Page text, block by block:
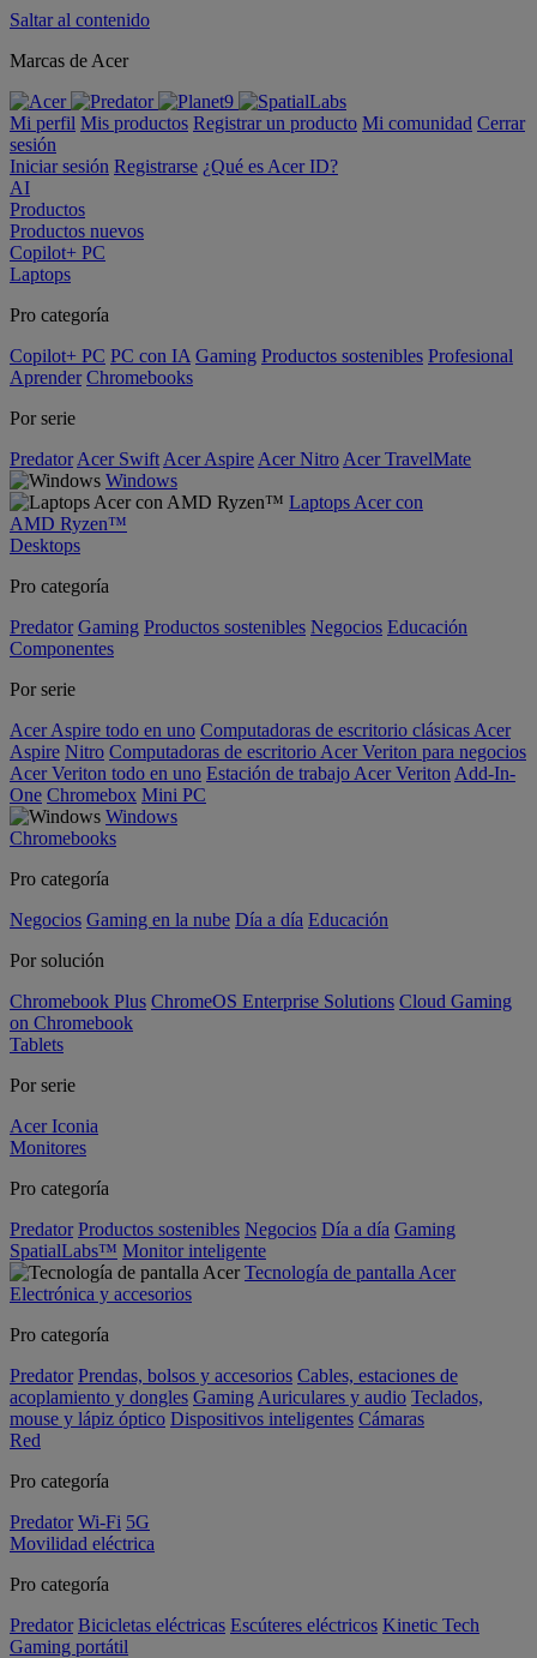
Saltar al contenido
Marcas de Acer
Mi perfil Mis productos Registrar un producto Mi comunidad Cerrar
sesión
Iniciar sesión Registrarse ¿Qué es Acer ID?
AI
Productos
Productos nuevos
Copilot+ PC
Laptops
Pro categoría
Copilot+ PC PC con IA Gaming Productos sostenibles Profesional
Aprender Chromebooks
Por serie
Predator Acer Swift Acer Aspire Acer Nitro Acer TravelMate
Windows
Laptops Acer con
AMD Ryzen™
Desktops
Pro categoría
Predator Gaming Productos sostenibles Negocios Educación
Componentes
Por serie
Acer Aspire todo en uno Computadoras de escritorio clásicas Acer
Aspire Nitro Computadoras de escritorio Acer Veriton para negocios
Acer Veriton todo en uno Estación de trabajo Acer Veriton Add-In-
One Chromebox Mini PC
Windows
Chromebooks
Pro categoría
Negocios Gaming en la nube Día a día Educación
Por solución
Chromebook Plus ChromeOS Enterprise Solutions Cloud Gaming
on Chromebook
Tablets
Por serie
Acer Iconia
Monitores
Pro categoría
Predator Productos sostenibles Negocios Día a día Gaming
SpatialLabs™ Monitor inteligente
Tecnología de pantalla Acer
Electrónica y accesorios
Pro categoría
Predator Prendas, bolsos y accesorios Cables, estaciones de
acoplamiento y dongles Gaming Auriculares y audio Teclados,
mouse y lápiz óptico Dispositivos inteligentes Cámaras
Red
Pro categoría
Predator Wi-Fi 5G
Movilidad eléctrica
Pro categoría
Predator Bicicletas eléctricas Escúteres eléctricos Kinetic Tech
Gaming portátil